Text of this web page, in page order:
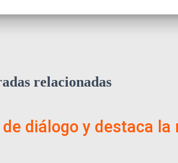
relacionadas
diálogo y destaca la